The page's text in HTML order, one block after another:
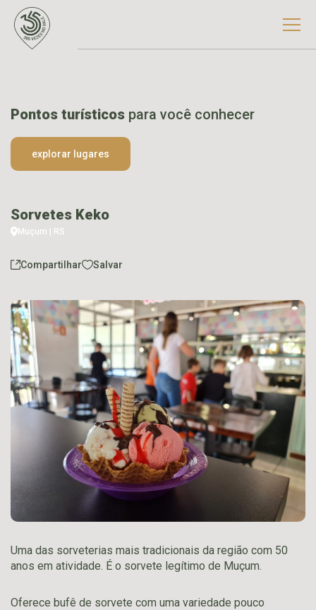
Pontos turísticos para você conhecer
explorar lugares
Sorvetes Keko
Muçum | RS
Compartilhar Salvar
Uma das sorveterias mais tradicionais da região com 50
anos em atividade. É o sorvete legítimo de Muçum.
Oferece bufê de sorvete com uma variedade pouco